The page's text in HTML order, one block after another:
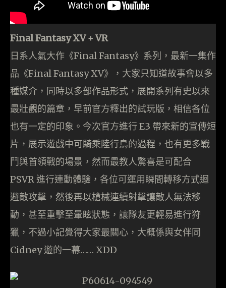
Final Fantasy XV + VR
日系人氣大作《Final Fantasy》系列，最新一集作
品《Final Fantasy XV》，大家只知道故事會以多
種媒介，同時以多部作品形式，展開系列有史以來
最壯觀的篇章，早前官方釋出的試玩版，相信各位
也有一定的印象。今次官方進行 E3 帶來新的宣傳短
片，展示遊戲中可騎乘陸行鳥的過程，也有更多戰
鬥與首領戰的場景，然而最教人驚喜是可配合
PSVR 進行連動體驗，各位可運用瞬間轉移方式迴
避敵攻擊，然後再以槍械連續射擊讓敵人無法移
動，甚至重擊至暈眩狀態，讓隊友更輕易進行狩
獵，不過小記覺得大家最關心，大概係與女伴同
Cidney 遊的一幕…… XDD